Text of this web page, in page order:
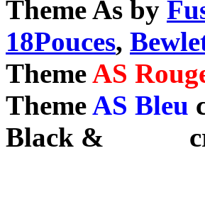
Theme As by
18Pouces,
ThemeAS
ThemeAS Bleu
Black &